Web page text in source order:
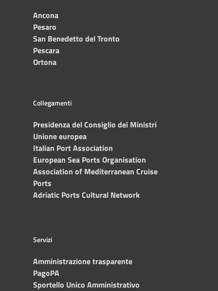
Ancona
Pesaro
San Benedetto del Tronto
Pescara
Ortona
Collegamenti
Presidenza del Consiglio dei Ministri
Unione europea
Italian Port Association
European Sea Ports Organisation
Association of Mediterranean Cruise
Ports
Adriatic Ports Cultural Network
Servizi
Amministrazione trasparente
PagoPA
Sportello Unico Amministrativo